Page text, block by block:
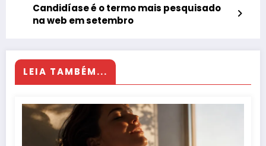
Candidíase é o termo mais pesquisado
na web em setembro
LEIA TAMBÉM...